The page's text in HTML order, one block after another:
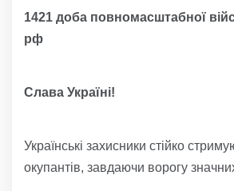
1421 доба повномасштабної
рф
Слава Україні!
Українські захисники стійко
окупантів, завдаючи ворогу